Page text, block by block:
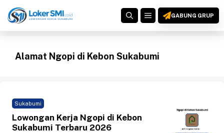
ke
MENUGABUNG GRUP
Alamat Ngopi di Kebon Sukabumi
Sukabumi
Lowongan Kerja Ngopi di Kebon
Sukabumi Terbaru 2026